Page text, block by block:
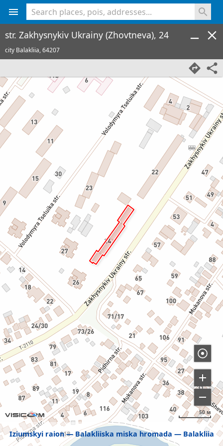
Iziumskyi raion Balakliiska miska hromada Balakliia
50 м
str. Zakhysnykiv Ukrainy (Zhovtneva), 24
city Balakliia,64207
<% console.log(hcard) %>